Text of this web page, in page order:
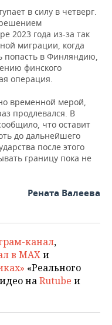
в силу в четверг.
2023 года из-за так
миграции, когда
попасть в Финляндию,
финского
операция.
временной мерой,
продлевался. В
что оставит
до дальнейшего
после этого
границу пока не
Рената Валеева
канал,
в MAXи
«Реального
наRutube и